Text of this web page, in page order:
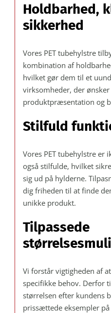
Holdbarhed,
sikkerhed
Vores PET tubehylstre
kombination af
hvilket gør dem til et
virksomheder, der
produktpræsentation og
Stilfuld
Vores PET tubehylstre er
også stilfulde, hvilket
sig ud på hylderne.
dig friheden til at finde
unikke produkt.
Tilpassede
Vi forstår vigtigheden af
specifikke behov. Derfor
størrelsen efter kundens
prissættede eksempler